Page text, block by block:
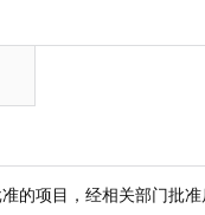
的项目，经相关部门批